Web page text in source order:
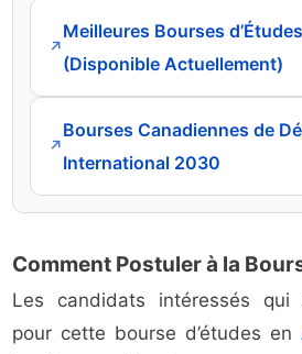
↗
Meilleures Bourses
(Disponible Actuellement)
↗
Bourses Canadiennes de
International 2030
Comment Postuler à la
Les candidats intéressés qui
pour cette bourse d’études en